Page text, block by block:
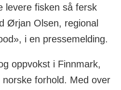
levere fisken så fersk
Ørjan Olsen, regional
i en pressemelding.
oppvokst i Finnmark,
norske forhold. Med over